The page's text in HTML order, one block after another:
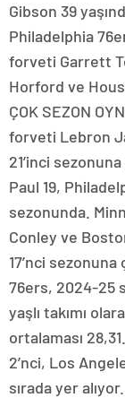
Gibson 39
Philadelphia
forveti Garrett
Horford ve
ÇOK SEZON
forveti Lebron
21’inci
Paul 19,
sezonunda.
Conley ve
17’nci sezonuna
76ers, 2024-25
yaşlı takımı
ortalaması
2’nci, Los
sırada yer